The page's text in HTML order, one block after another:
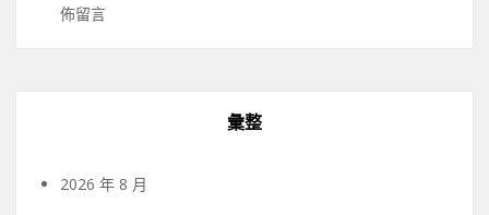
佈留言
彙整
2026 年 8 月